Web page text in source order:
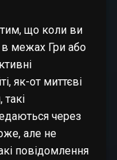
тим, що коли ви
в межах Гри або
як-от миттєві
через
але не
повідомлення